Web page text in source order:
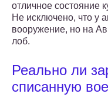
отличное состояние
Не исключено, что у
вооружение, но на
лоб.
Реально ли
списанную